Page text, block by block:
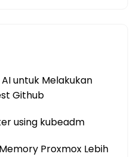
untuk Melakukan
Github
using kubeadm
Proxmox Lebih